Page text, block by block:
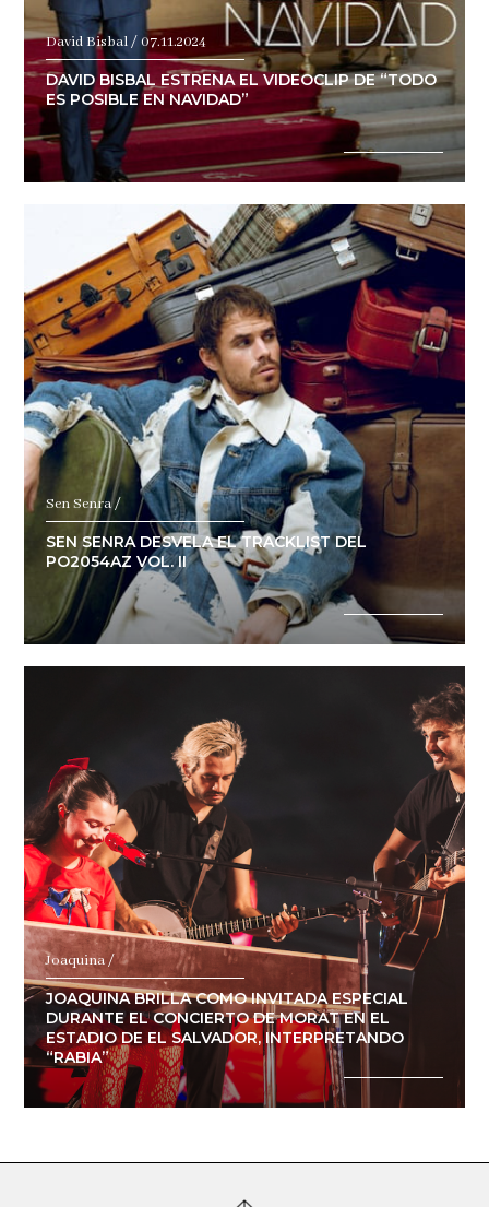
David Bisbal / 07.11.2024
DAVID BISBAL ESTRENA EL VIDEOCLIP DE “TODO
ES POSIBLE EN NAVIDAD”
Sen Senra /
SEN SENRA DESVELA EL TRACKLIST DEL
PO2054AZ VOL. II
Joaquina /
JOAQUINA BRILLA COMO INVITADA ESPECIAL
DURANTE EL CONCIERTO DE MORAT EN EL
ESTADIO DE EL SALVADOR, INTERPRETANDO
“RABIA”